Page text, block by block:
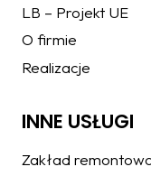
LB – Projekt UE
O firmie
Realizacje
INNE USŁUGI
Zakład